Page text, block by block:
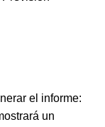
el informe:
un